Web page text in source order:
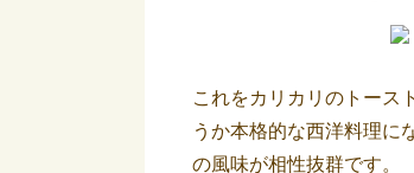
これをカリカリのトース
うか本格的な西洋料理
の風味が相性抜群です。